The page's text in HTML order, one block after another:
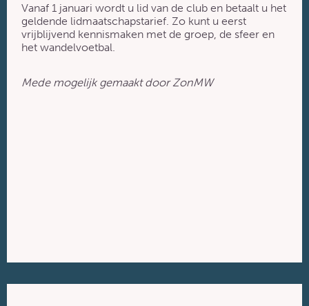
Vanaf 1 januari wordt u lid van de club en betaalt u het
geldende lidmaatschapstarief. Zo kunt u eerst
vrijblijvend kennismaken met de groep, de sfeer en
het wandelvoetbal.
Mede mogelijk gemaakt door ZonMW